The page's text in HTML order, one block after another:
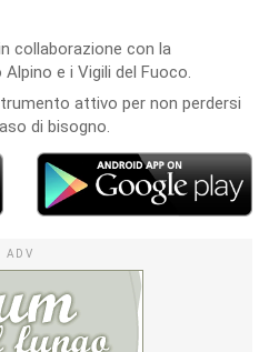
collaborazione con la
e i Vigili del Fuoco.
attivo per non perdersi
di bisogno.
ADV